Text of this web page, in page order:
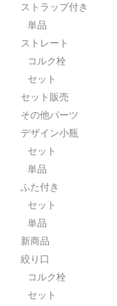
ストラップ付き
単品
ふた付き
単品
デザイン小瓶
単品
セット
パーツ
ストラップ付き
単品
ストレート
コルク栓
セット
セット販売
その他パーツ
デザイン小瓶
セット
単品
ふた付き
セット
単品
新商品
絞り口
コルク栓
セット